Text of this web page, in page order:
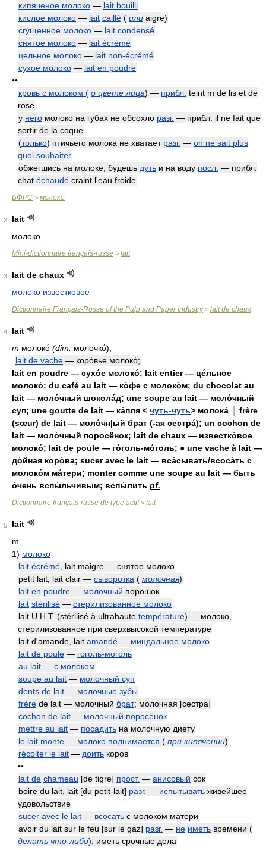
кипяченое молоко — lait bouilli
кислое молоко — lait caillé ( или aigre)
сгущенное молоко — lait condensé
снятое молоко — lait écrémé
цельное молоко — lait non-écrémé
сухое молоко — lait en poudre
••
кровь с молоком ( о цвете лица) — прибл. teint m de lis et de
rose
у него молоко на губах не обсохло разг. — прибл. il ne fait que
sortir de la coque
(только) птичьего молока не хватает разг. — on ne sait plus
quoi souhaiter
обжегшись на молоке, будешь дуть и на воду посл. — прибл.
chat échaudé craint l'eau froide
БФРС > молоко
2
lait
молоко
Mini-dictionnaire français-russe > lait
3
lait de chaux
молоко известковое
Dictionnaire Français-Russe of the Pulp and Paper Industry> lait de chaux
4
lait
m молоко́ (dim.
молочко́);
lait de vache — коро́вье молоко́;
lait en poudre — сухо́е молоко́; lait entier — це́льное
молоко́; du café au lait — ко́фе с молоко́м; du chocolat au
lait — моло́чный шокола́д; une soupe au lait — моло́чный
суп; une goutte de lait — ка́пля < чуть-чуть> молока́ ║ frère
(sœur) de lait — моло́чн|ый брат (-ая сестра́); un cochon de
lait — моло́чный поросёнок; lait de chaux — известко́вое
молоко́; lait de poule — го́голь-мо́голь; ● une vache à lait —
до́йная коро́ва; sucer avec le lait — вса́сывать/всоса́ть с
молоко́м ма́тери; monter comme une soupe au lait — быть
о́чень вспы́льчивым; вспы́лить pf.
Dictionnaire français-russe de type actif> lait
5
lait
m
1) молоко
lait écrémé , lait maigre — снятое молоко
petit lait, lait clair — сыворотка ( молочная)
lait en poudre — молочный порошок
lait stérilisé — стерилизованное молоко
lait U.H.T. (stérilisé à ultrahaute température) — молоко,
стерилизованное при сверхвысокой температуре
lait d'amande, lait amandé — миндальное молоко
lait de poule — гоголь-моголь
au lait — с молоком
soupe au lait — молочный суп
dents de lait — молочные зубы
frère de lait — молочный брат; молочная [сестра]
cochon de lait — молочный поросёнок
mettre au lait — посадить на молочную диету
le lait monte — молоко поднимается ( при кипячении)
récolter le lait — доить коров
••
lait de chameau [de tigre] прост. — анисовый сок
boire du lait, lait [du petit-lait] разг. — испытывать живейшее
удовольствие
sucer avec le lait — всосать с молоком матери
avoir du lait sur le feu [sur le gaz] разг. — не иметь времени (
делать что-либо) , иметь срочные дела